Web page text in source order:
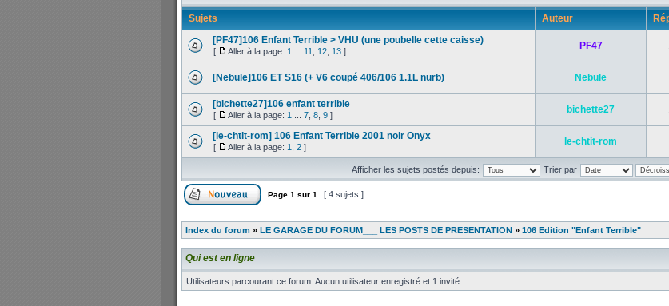
Sujets Auteur
[PF47]106 Enfant Terrible > VHU (une poubelle cette caisse)
[ Aller à la page: 1 11 12 13 ] PF47
[Nebule]106 ET S16 (+ V6 coupé 406/106 1.1L nurb) Nebule
[bichette27]106 enfant terrible
[ Aller à la page: 1 7 8 9 ] bichette27
[le-chtit-rom] 106 Enfant Terrible 2001 noir Onyx
[ Aller à la page: 1 2 ] le-chtit-rom
Afficher les sujets postés depuis: Trier par
Page 1 sur 1 [ 4 sujets ]
Index du forum » LE GARAGE DU FORUM___ LES POSTS DE PRESENTATION » 106 Edition "Enfant Terrible"
Qui est en ligne
Utilisateurs parcourant ce forum: Aucun utilisateur enregistré et 1 invité